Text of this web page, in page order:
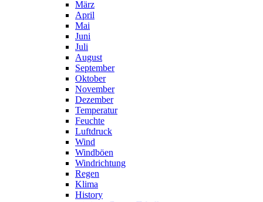
März
April
Mai
Juni
Juli
August
September
Oktober
November
Dezember
Temperatur
Feuchte
Luftdruck
Wind
Windböen
Windrichtung
Regen
Klima
History